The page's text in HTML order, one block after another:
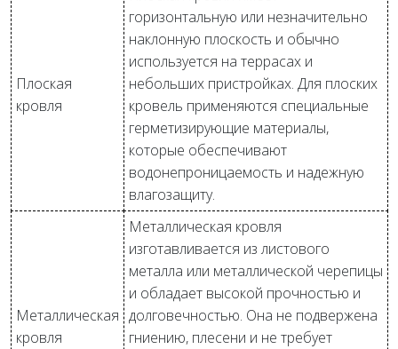
Плоская
кровля
горизонтальную или незначительно
наклонную плоскость и обычно
используется на террасах и
небольших пристройках. Для плоских
кровель применяются специальные
герметизирующие материалы,
которые обеспечивают
водонепроницаемость и надежную
влагозащиту.
Металлическая
кровля
Металлическая кровля
изготавливается из листового
металла или металлической черепицы
и обладает высокой прочностью и
долговечностью. Она не подвержена
гниению, плесени и не требует